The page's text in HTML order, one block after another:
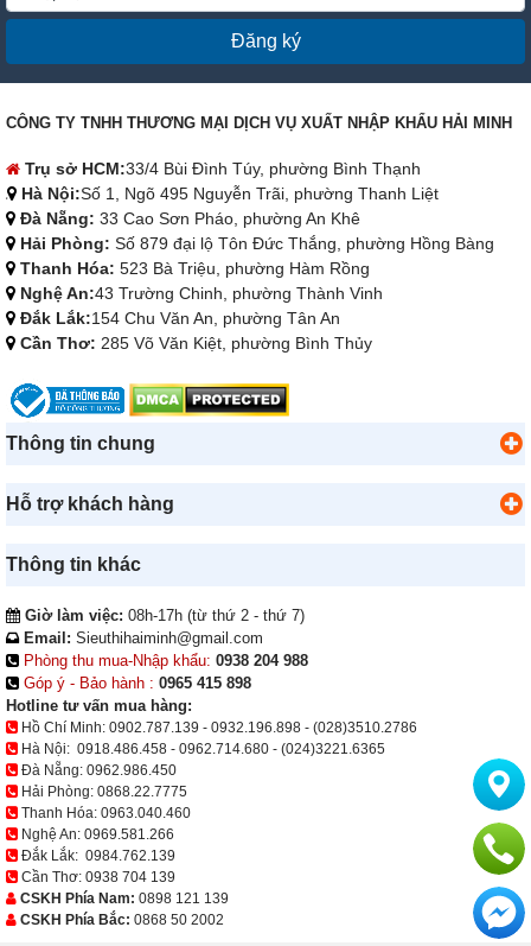
Đăng ký
CÔNG TY TNHH THƯƠNG MẠI DỊCH VỤ XUẤT NHẬP KHẨU HẢI MINH
Trụ sở HCM:33/4 Bùi Đình Túy, phường Bình Thạnh
Hà Nội:Số 1, Ngõ 495 Nguyễn Trãi, phường Thanh Liệt
Đà Nẵng: 33 Cao Sơn Pháo, phường An Khê
Hải Phòng: Số 879 đại lộ Tôn Đức Thắng, phường Hồng Bàng
Thanh Hóa: 523 Bà Triệu, phường Hàm Rồng
Nghệ An:43 Trường Chinh, phường Thành Vinh
Đắk Lắk:154 Chu Văn An, phường Tân An
Cần Thơ: 285 Võ Văn Kiệt, phường Bình Thủy
Thông tin chung
Hỗ trợ khách hàng
Thông tin khác
Giờ làm việc: 08h-17h (từ thứ 2 - thứ 7)
Email: Sieuthihaiminh@gmail.com
Phòng thu mua-Nhập khẩu: 0938 204 988
Góp ý - Bảo hành : 0965 415 898
Hotline tư vấn mua hàng:
Hồ Chí Minh: 0902.787.139 - 0932.196.898 - (028)3510.2786
Hà Nội: 0918.486.458 - 0962.714.680 - (024)3221.6365
Đà Nẵng: 0962.986.450
Hải Phòng: 0868.22.7775
Thanh Hóa: 0963.040.460
Nghệ An: 0969.581.266
Đắk Lắk: 0984.762.139
Cần Thơ: 0938 704 139
CSKH Phía Nam: 0898 121 139
CSKH Phía Bắc: 0868 50 2002